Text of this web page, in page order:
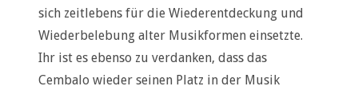
sich zeitlebens für die Wiederentdeckung und
Wiederbelebung alter Musikformen einsetzte.
Ihr ist es ebenso zu verdanken, dass das
Cembalo wieder seinen Platz in der Musik